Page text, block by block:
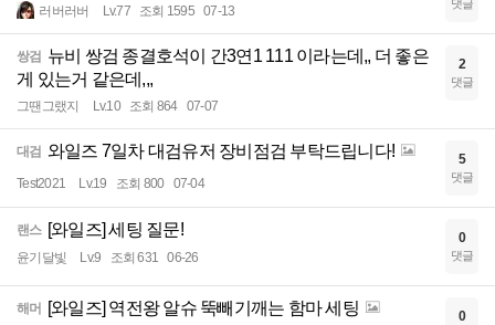
러버러버 Lv.77 조회 1595 07-13 댓글
쌍검 뉴비 쌍검 종결호석이 간3연1 111 이라는데,, 더 좋은
게 있는거 같은데,,,
그땐그랬지 Lv.10 조회 864 07-07
2
댓글
대검 와일즈 7일차 대검유저 장비점검 부탁드립니다!
Test2021 Lv.19 조회 800 07-04
5
댓글
랜스 [와일즈] 세팅 질문!
윤기달빛 Lv.9 조회 631 06-26
0
댓글
해머 [와일즈] 역전왕 알슈 뚝빼기깨는 함마 세팅 0